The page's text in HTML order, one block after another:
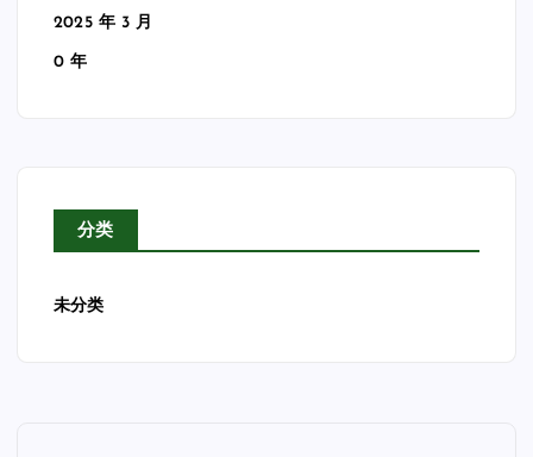
2025 年 3 月
0 年
分类
未分类